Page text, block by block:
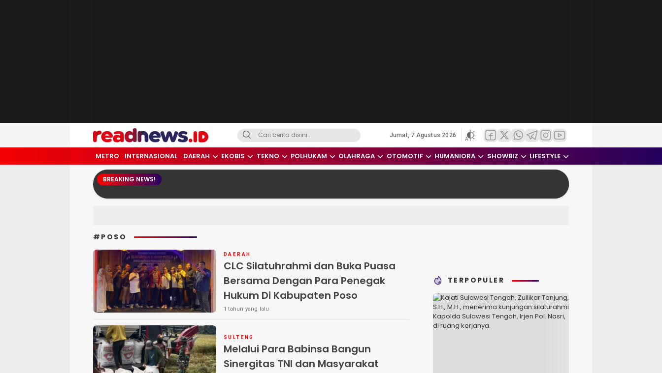
readnews.id
Berita Terkini, Update Terbaru Hari ini dari Indonesia dan Dunia
Jumat, 7 Agustus 2026
METRO INTERNASIONAL DAERAH EKOBIS TEKNO POLHUKAM OLAHRAGA OTOMOTIF HUMANIORA SHOWBIZ LIFESTYLE
BREAKING NEWS!
#POSO
DAERAH
CLC Silatuhrahmi dan Buka Puasa
Bersama Dengan Para Penegak
Hukum Di Kabupaten Poso
1 tahun yang lalu
SULTENG
Melalui Para Babinsa Bangun
Sinergitas TNI dan Masyarakat
TERPOPULER